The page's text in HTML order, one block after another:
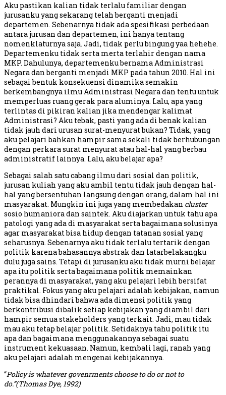
Aku pastikan kalian tidak terlalu familiar dengan
jurusanku yang sekarang telah berganti menjadi
departemen. Sebenarnya tidak ada spesifikasi perbedaan
antara jurusan dan departemen, ini hanya tentang
nomenklaturnya saja. Jadi, tidak perlu bingung yaa hehehe.
Departemenku tidak serta merta terlahir dengan nama
MKP. Dahulunya, departemenku bernama Administrasi
Negara dan berganti menjadi MKP pada tahun 2010. Hal ini
sebagai bentuk konsekuensi dinamika semakin
berkembangnya ilmu Administrasi Negara dan tentu untuk
memperluas ruang gerak para aluminya. Lalu, apa yang
terlintas di pikiran kalian jika mendengar kalimat
Administrasi? Aku tebak, pasti yang ada di benak kalian
tidak jauh dari urusan surat-menyurat bukan? Tidak, yang
aku pelajari bahkan hampir sama sekali tidak berhubungan
dengan perkara surat menyurat atau hal-hal yang berbau
administratif lainnya. Lalu, aku belajar apa?
Sebagai salah satu cabang ilmu dari sosial dan politik,
jurusan kuliah yang aku ambil tentu tidak jauh dengan hal-
hal yang bersentuhan langsung dengan orang, dalam hal ini
masyarakat. Mungkin ini juga yang membedakan cluster
sosio humaniora dan saintek. Aku diajarkan untuk tahu apa
patologi yang ada di masyarakat serta bagaimana solusinya
agar masyarakat bisa hidup dengan tatanan sosial yang
seharusnya. Sebenarnya aku tidak terlalu tertarik dengan
politik karena bahasannya abstrak dan latarbelakangku
dulu juga sains. Tetapi di jurusanku aku tidak murni belajar
apa itu politik serta bagaimana politik memainkan
perannya di masyarakat, yang aku pelajari lebih bersifat
praktikal. Fokus yang aku pelajari adalah kebijakan, namun
tidak bisa dhindari bahwa ada dimensi politik yang
berkontribusi dibalik setiap kebijakan yang diambil dari
hampir semua stakeholders yang terkait. Jadi, mau tidak
mau aku tetap belajar politik. Setidaknya tahu politik itu
apa dan bagaimana menggunakannya sebagai suatu
instrument kekuasaan. Namun, kembali lagi, ranah yang
aku pelajari adalah mengenai kebijakannya.
“Policy is whatever govenrments choose to do or not to
do.”(Thomas Dye, 1992)